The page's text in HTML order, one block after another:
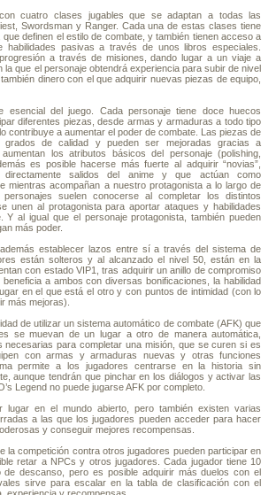
cuatro clases jugables que se adaptan a todas las
Swordsman y Ranger. Cada una de estas clases tiene
definen el estilo de combate, y también tienen acceso a
habilidades pasivas a través de unos libros especiales.
a través de misiones, dando lugar a un viaje a
la que el personaje obtendrá experiencia para subir de nivel
dinero con el que adquirir nuevas piezas de equipo,
esencial del juego. Cada personaje tiene doce huecos
diferentes piezas, desde armas y armaduras a todo tipo
contribuye a aumentar el poder de combate. Las piezas de
grados de calidad y pueden ser mejoradas gracias a
los atributos básicos del personaje (polishing,
es posible hacerse más fuerte al adquirir “novias”,
directamente salidos del anime y que actúan como
mientras acompañan a nuestro protagonista a lo largo de
suelen conocerse al completar los distintos
unen al protagonista para aportar ataques y habilidades
Y al igual que el personaje protagonista, también pueden
más poder.
establecer lazos entre sí a través del sistema de
están solteros y al alcanzado el nivel 50, están en la
con estado VIP1, tras adquirir un anillo de compromiso
a ambos con diversas bonificaciones, la habilidad
en el que está el otro y con puntos de intimidad (con lo
más mejoras).
de utilizar un sistema automático de combate (AFK) que
se muevan de un lugar a otro de manera automática,
necesarias para completar una misión, que se curen si es
con armas y armaduras nuevas y otras funciones
permite a los jugadores centrarse en la historia sin
aunque tendrán que pinchar en los diálogos y activar las
Legend no puede jugarse AFK por completo.
lugar en el mundo abierto, pero también existen varias
a las que los jugadores pueden acceder para hacer
y conseguir mejores recompensas.
la competición contra otros jugadores pueden participar en
retar a NPCs y otros jugadores. Cada jugador tiene 10
de descanso, pero es posible adquirir más duelos con el
sirve para escalar en la tabla de clasificación con el